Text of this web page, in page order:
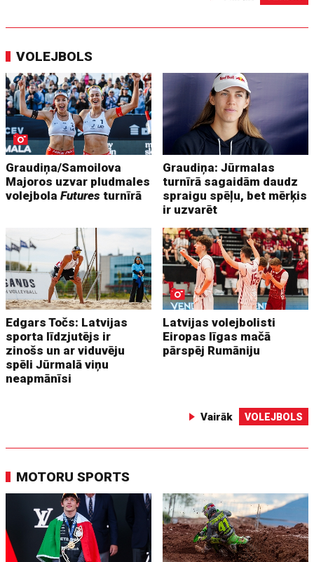
VOLEJBOLS
Graudiņa/Samoilova
Majoros uzvar pludmales
volejbolaFutures turnīrā
Graudiņa: Jūrmalas
turnīrā sagaidām daudz
spraigu spēļu, bet mērķis
ir uzvarēt
Edgars Točs: Latvijas
sporta līdzjutējs ir
zinošs un ar viduvēju
spēli Jūrmalā viņu
neapmānīsi
Latvijas volejbolisti
Eiropas līgas mačā
pārspēj Rumāniju
Vairāk VOLEJBOLS
MOTORU SPORTS